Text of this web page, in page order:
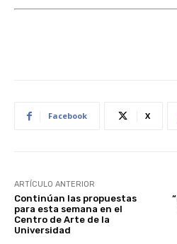
Facebook X
ARTÍCULO ANTERIOR
Continúan las propuestas
para esta semana en el
Centro de Arte de la
Universidad